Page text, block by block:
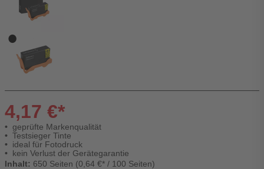
4,17 €*
geprüfte Markenqualität
Testsieger Tinte
ideal für Fotodruck
kein Verlust der Gerätegarantie
Inhalt: 650 Seiten (0,64 €* / 100 Seiten)